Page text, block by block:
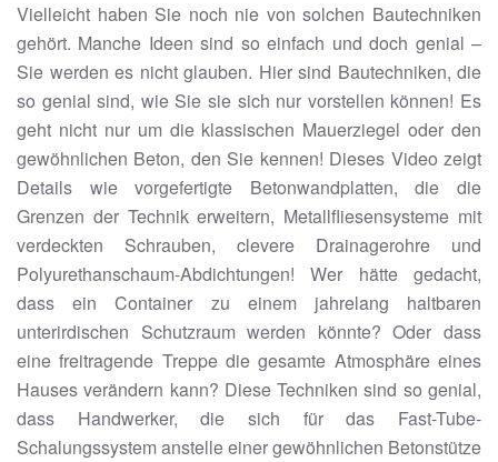
Vielleicht haben Sie noch nie von solchen Bautechniken
gehört. Manche Ideen sind so einfach und doch genial –
Sie werden es nicht glauben. Hier sind Bautechniken, die
so genial sind, wie Sie sie sich nur vorstellen können! Es
geht nicht nur um die klassischen Mauerziegel oder den
gewöhnlichen Beton, den Sie kennen! Dieses Video zeigt
Details wie vorgefertigte Betonwandplatten, die die
Grenzen der Technik erweitern, Metallfliesensysteme mit
verdeckten Schrauben, clevere Drainagerohre und
Polyurethanschaum-Abdichtungen! Wer hätte gedacht,
dass ein Container zu einem jahrelang haltbaren
unterirdischen Schutzraum werden könnte? Oder dass
eine freitragende Treppe die gesamte Atmosphäre eines
Hauses verändern kann? Diese Techniken sind so genial,
dass Handwerker, die sich für das Fast-Tube-
Schalungssystem anstelle einer gewöhnlichen Betonstütze